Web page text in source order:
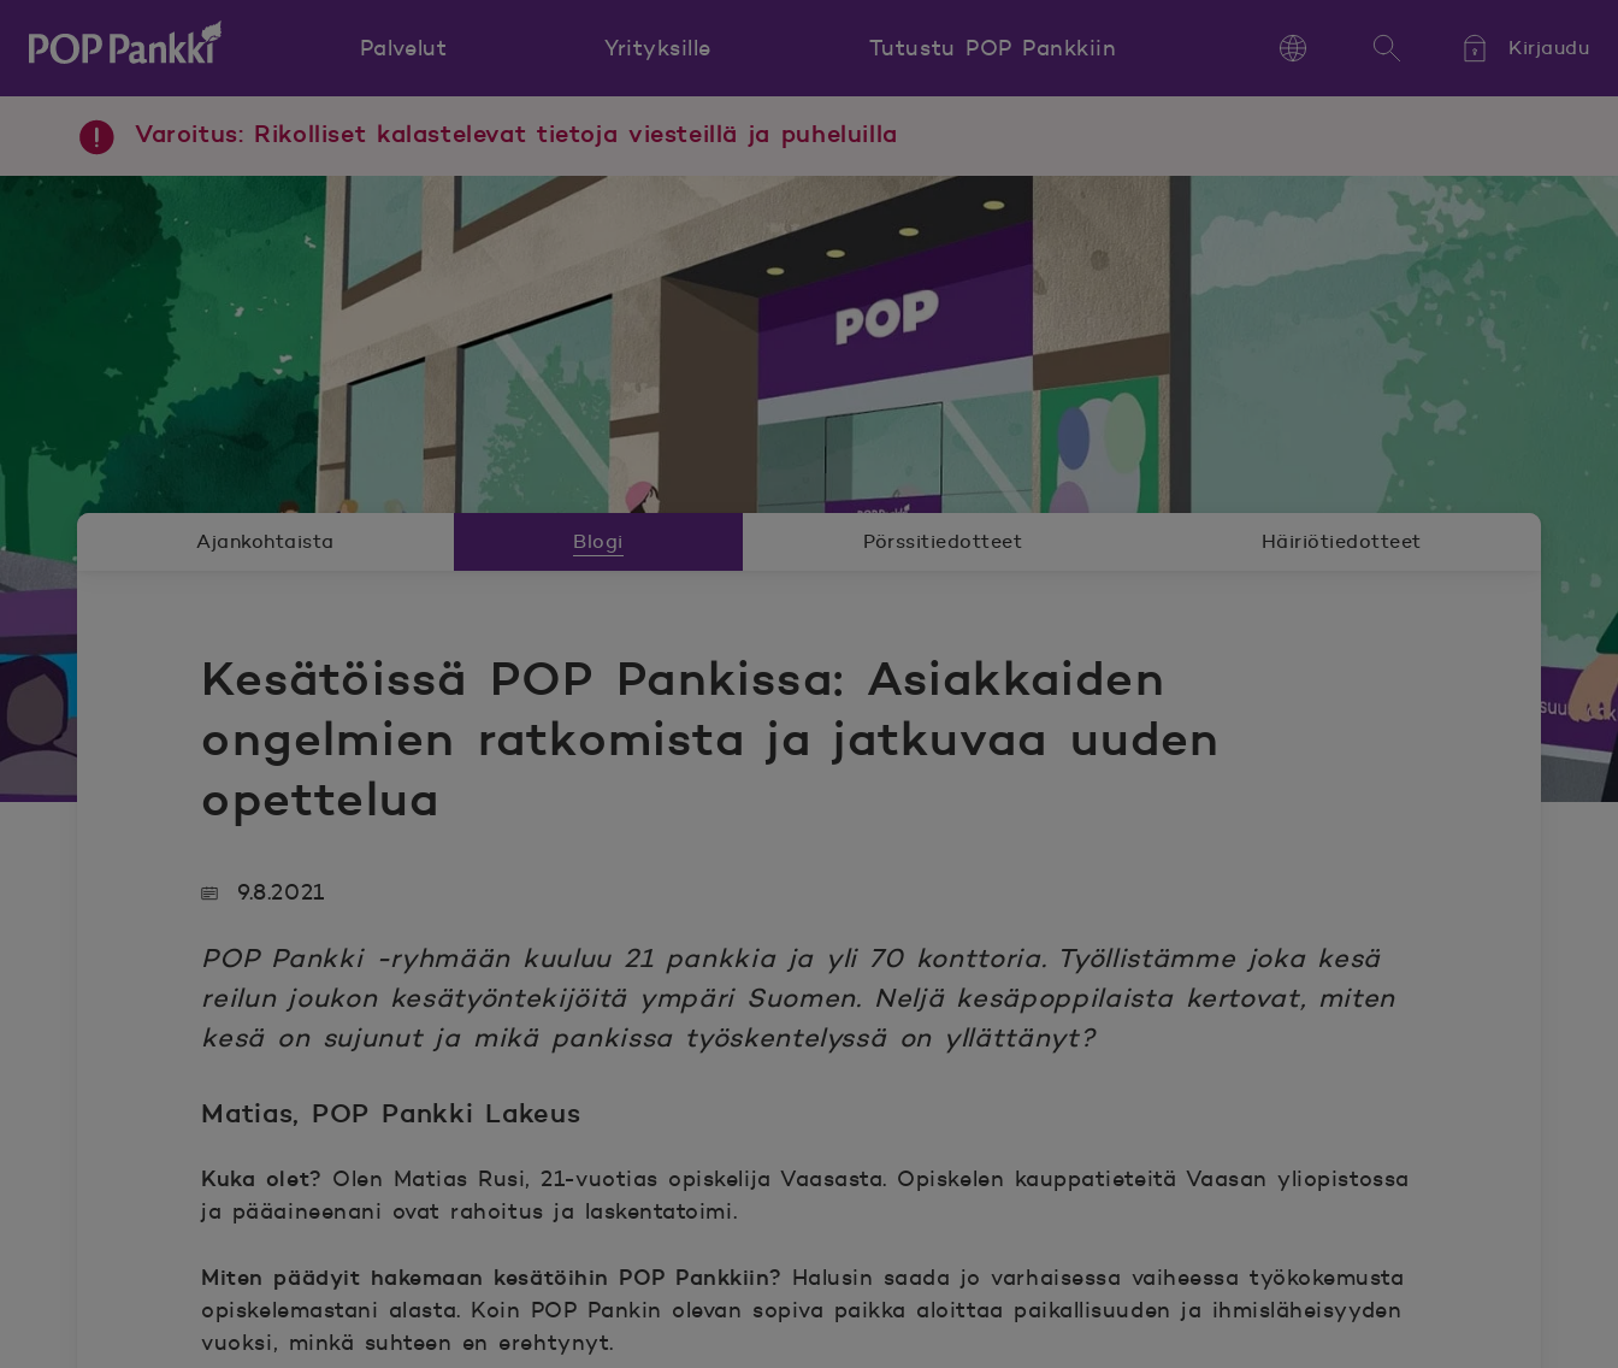
POP Pankki, etusivulle
Palvelut Yrityksille
Tutustu POP Pankkiin
Kieli,
Language
Language Hae
Kirjaudu
Varoitus: Rikolliset kalastelevat tietoja viesteillä ja puheluilla
Kesätöissä POP Pankissa: Asiakkaiden
ongelmien ratkomista ja jatkuvaa uuden
opettelua
Ajankohtaista Blogi Pörssitiedotteet Häiriötiedotteet
9.8.2021
POP Pankki -ryhmään kuuluu 21 pankkia ja yli 70 konttoria. Työllistämme joka kesä
reilun joukon kesätyöntekijöitä ympäri Suomen. Neljä kesäpoppilaista kertovat, miten
kesä on sujunut ja mikä pankissa työskentelyssä on yllättänyt?
Matias, POP Pankki Lakeus
Kuka olet? Olen Matias Rusi, 21-vuotias opiskelija Vaasasta. Opiskelen kauppatieteitä Vaasan yliopistossa
ja pääaineenani ovat rahoitus ja laskentatoimi.
Miten päädyit hakemaan kesätöihin POP Pankkiin? Halusin saada jo varhaisessa vaiheessa työkokemusta
opiskelemastani alasta. Koin POP Pankin olevan sopiva paikka aloittaa paikallisuuden ja ihmisläheisyyden
vuoksi, minkä suhteen en erehtynyt.